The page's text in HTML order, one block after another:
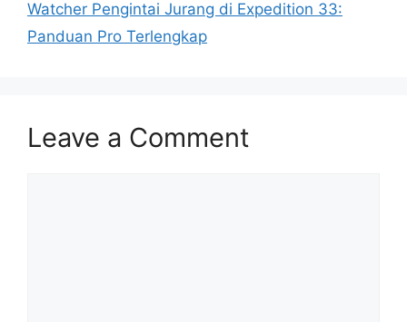
Watcher Pengintai Jurang di Expedition 33:
Panduan Pro Terlengkap
Leave a Comment